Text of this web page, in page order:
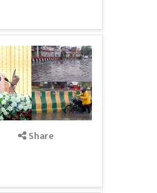
Share